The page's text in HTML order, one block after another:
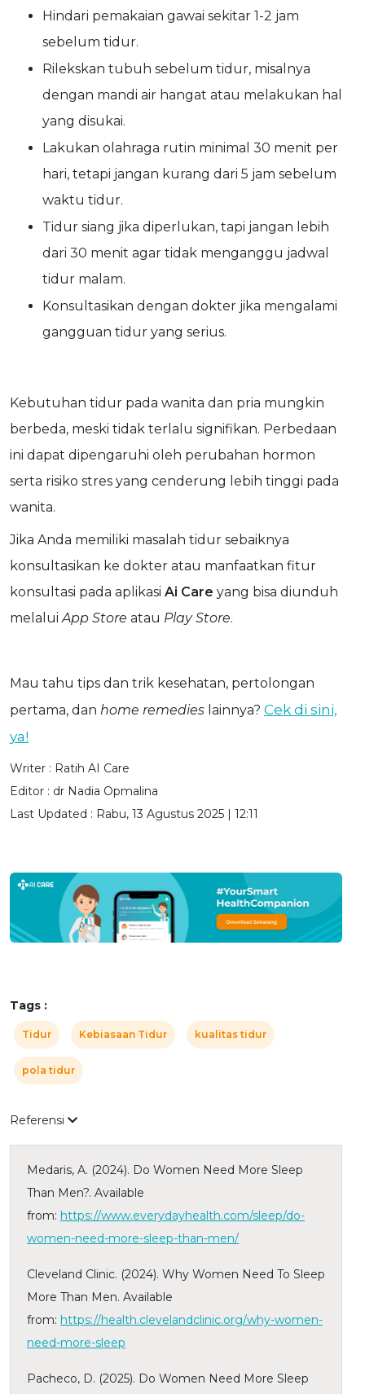
Hindari pemakaian gawai sekitar 1-2 jam
sebelum tidur.
Rilekskan tubuh sebelum tidur, misalnya
dengan mandi air hangat atau melakukan hal
yang disukai.
Lakukan olahraga rutin minimal 30 menit per
hari, tetapi jangan kurang dari 5 jam sebelum
waktu tidur.
Tidur siang jika diperlukan, tapi jangan lebih
dari 30 menit agar tidak menganggu jadwal
tidur malam.
Konsultasikan dengan dokter jika mengalami
gangguan tidur yang serius.
Kebutuhan tidur pada wanita dan pria mungkin
berbeda, meski tidak terlalu signifikan. Perbedaan
ini dapat dipengaruhi oleh perubahan hormon
serta risiko stres yang cenderung lebih tinggi pada
wanita.
Jika Anda memiliki masalah tidur sebaiknya
konsultasikan ke dokter atau manfaatkan fitur
konsultasi pada aplikasi Ai Care yang bisa diunduh
melalui App Store atau Play Store.
Mau tahu tips dan trik kesehatan, pertolongan
pertama, dan home remedies lainnya? Cek di sini,
ya!
Writer : Ratih AI Care
Editor : dr Nadia Opmalina
Last Updated : Rabu, 13 Agustus 2025 | 12:11
Tags :
Tidur Kebiasaan Tidur kualitas tidur
pola tidur
Referensi
Medaris, A. (2024). Do Women Need More Sleep
Than Men?. Available
from: https://www.everydayhealth.com/sleep/do-
women-need-more-sleep-than-men/
Cleveland Clinic. (2024). Why Women Need To Sleep
More Than Men. Available
from: https://health.clevelandclinic.org/why-women-
need-more-sleep
Pacheco, D. (2025). Do Women Need More Sleep